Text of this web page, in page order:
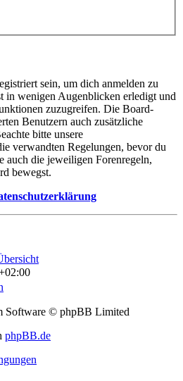
sein, um dich anmelden zu
in wenigen Augenblicken erledigt und
zuzugreifen. Die Board-
Benutzern auch zusätzliche
bitte unsere
verwandten Regelungen, bevor du
auch die jeweiligen Forenregeln,
bewegst.
Software © phpBB Limited
phpBB.de